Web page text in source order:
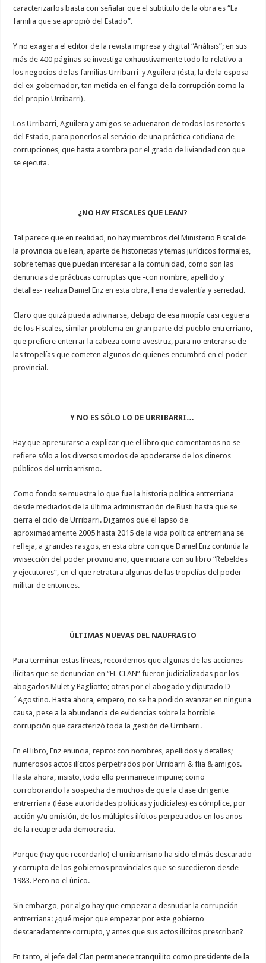
caracterizarlos basta con señalar que el subtítulo de la obra es “La
familia que se apropió del Estado”.
Y no exagera el editor de la revista impresa y digital “Análisis”; en sus
más de 400 páginas se investiga exhaustivamente todo lo relativo a
los negocios de las familias Urribarri y Aguilera (ésta, la de la esposa
del ex gobernador, tan metida en el fango de la corrupción como la
del propio Urribarri).
Los Urribarri, Aguilera y amigos se adueñaron de todos los resortes
del Estado, para ponerlos al servicio de una práctica cotidiana de
corrupciones, que hasta asombra por el grado de liviandad con que
se ejecuta.
¿NO HAY FISCALES QUE LEAN?
Tal parece que en realidad, no hay miembros del Ministerio Fiscal de
la provincia que lean, aparte de historietas y temas jurídicos formales,
sobre temas que puedan interesar a la comunidad, como son las
denuncias de prácticas corruptas que -con nombre, apellido y
detalles- realiza Daniel Enz en esta obra, llena de valentía y seriedad.
Claro que quizá pueda adivinarse, debajo de esa miopía casi ceguera
de los Fiscales, similar problema en gran parte del pueblo entrerriano,
que prefiere enterrar la cabeza como avestruz, para no enterarse de
las tropelías que cometen algunos de quienes encumbró en el poder
provincial.
Y NO ES SÓLO LO DE URRIBARRI…
Hay que apresurarse a explicar que el libro que comentamos no se
refiere sólo a los diversos modos de apoderarse de los dineros
públicos del urribarrismo.
Como fondo se muestra lo que fue la historia política entrerriana
desde mediados de la última administración de Busti hasta que se
cierra el ciclo de Urribarri. Digamos que el lapso de
aproximadamente 2005 hasta 2015 de la vida política entrerriana se
refleja, a grandes rasgos, en esta obra con que Daniel Enz continúa la
vivisección del poder provinciano, que iniciara con su libro “Rebeldes
y ejecutores”, en el que retratara algunas de las tropelías del poder
militar de entonces.
ÚLTIMAS NUEVAS DEL NAUFRAGIO
Para terminar estas líneas, recordemos que algunas de las acciones
ilícitas que se denuncian en “EL CLAN” fueron judicializadas por los
abogados Mulet y Pagliotto; otras por el abogado y diputado D
´Agostino. Hasta ahora, empero, no se ha podido avanzar en ninguna
causa, pese a la abundancia de evidencias sobre la horrible
corrupción que caracterizó toda la gestión de Urribarri.
En el libro, Enz enuncia, repito: con nombres, apellidos y detalles;
numerosos actos ilícitos perpetrados por Urribarri & flia & amigos.
Hasta ahora, insisto, todo ello permanece impune; como
corroborando la sospecha de muchos de que la clase dirigente
entrerriana (léase autoridades políticas y judiciales) es cómplice, por
acción y/u omisión, de los múltiples ilícitos perpetrados en los años
de la recuperada democracia.
Porque (hay que recordarlo) el urribarrismo ha sido el más descarado
y corrupto de los gobiernos provinciales que se sucedieron desde
1983. Pero no el único.
Sin embargo, por algo hay que empezar a desnudar la corrupción
entrerriana: ¿qué mejor que empezar por este gobierno
descaradamente corrupto, y antes que sus actos ilícitos prescriban?
En tanto, el jefe del Clan permanece tranquilito como presidente de la